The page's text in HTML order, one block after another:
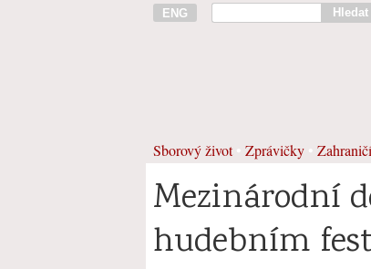
ENG Hledat
Sborový život• Zprávičky Zahraničí
Mezinárodní
hudebním